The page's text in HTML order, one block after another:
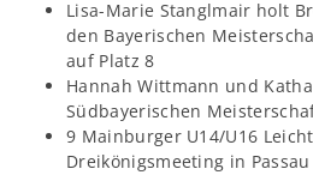
Lisa-Marie Stanglmair holt
den Bayerischen
auf Platz 8
Hannah Wittmann und
Südbayerischen
9 Mainburger U14/U16
Dreikönigsmeeting in Passau